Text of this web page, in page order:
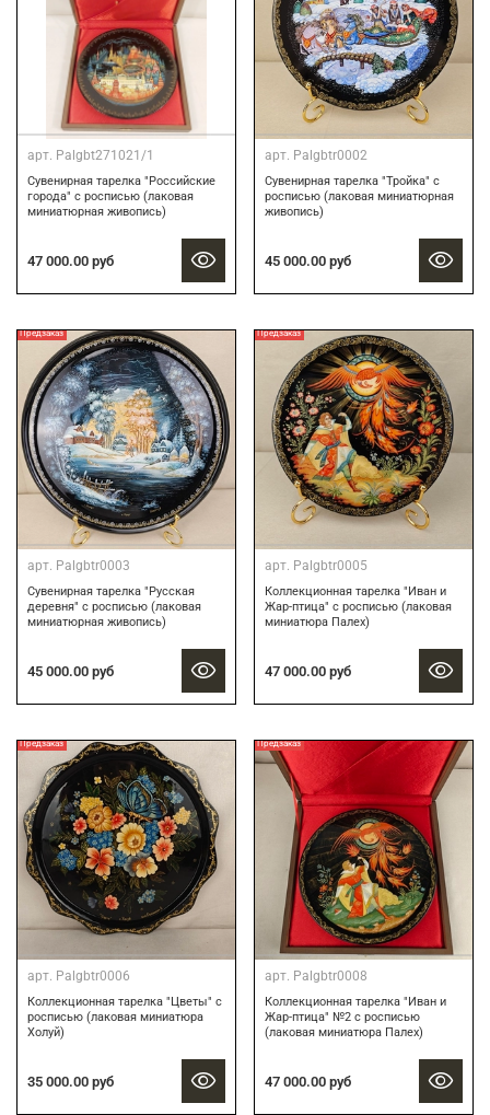
арт. Palgbt271021/1
Сувенирная тарелка "Российские
города" с росписью (лаковая
миниатюрная живопись)
47 000.00 руб
арт. Palgbtr0002
Сувенирная тарелка "Тройка" с
росписью (лаковая миниатюрная
живопись)
45 000.00 руб
Предзаказ
арт. Palgbtr0003
Сувенирная тарелка "Русская
деревня" с росписью (лаковая
миниатюрная живопись)
45 000.00 руб
Предзаказ
арт. Palgbtr0005
Коллекционная тарелка "Иван и
Жар-птица" с росписью (лаковая
миниатюра Палех)
47 000.00 руб
Предзаказ
арт. Palgbtr0006
Коллекционная тарелка "Цветы" с
росписью (лаковая миниатюра
Холуй)
35 000.00 руб
Предзаказ
арт. Palgbtr0008
Коллекционная тарелка "Иван и
Жар-птица" №2 с росписью
(лаковая миниатюра Палех)
47 000.00 руб